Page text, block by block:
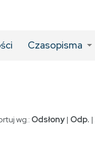
Czasopisma
wg.: Odsłony| Odp. |